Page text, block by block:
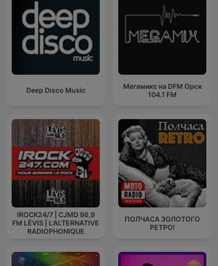
Deep Disco Music
Мегамикс на DFM Орск
104.1 FM
IROCK24/7 | CJMD 96,9
FM LÉVIS | L'ALTERNATIVE
RADIOPHONIQUE
ПОЛЧАСА ЗОЛОТОГО
РЕТРО!